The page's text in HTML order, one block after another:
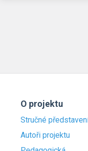
O projektu
Stručné
Autoři projektu